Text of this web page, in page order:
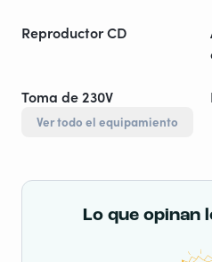
Reproductor CD
Toma de 230V
Ver todo el equipamiento
Lo que opinan